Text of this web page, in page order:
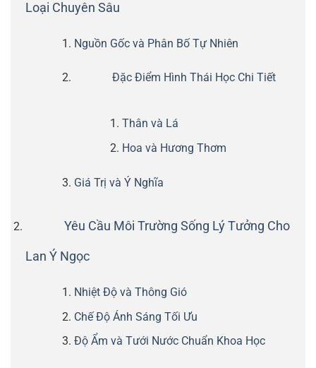
Loại Chuyên Sâu
Nguồn Gốc và Phân Bố Tự Nhiên
Đặc Điểm Hình Thái Học Chi Tiết
Thân và Lá
Hoa và Hương Thơm
Giá Trị và Ý Nghĩa
Yêu Cầu Môi Trường Sống Lý Tưởng Cho
Lan Ý Ngọc
Nhiệt Độ và Thông Gió
Chế Độ Ánh Sáng Tối Ưu
Độ Ẩm và Tưới Nước Chuẩn Khoa Học